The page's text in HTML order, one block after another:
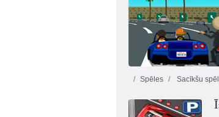
Truck Simulator
Spēles Sacīkšu